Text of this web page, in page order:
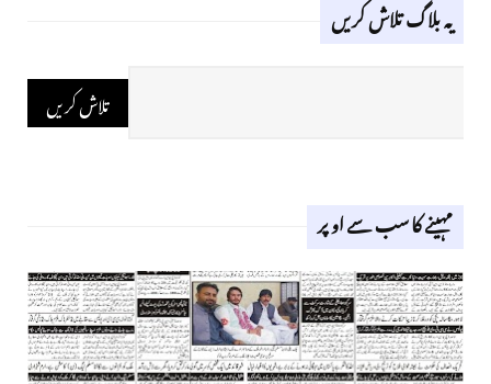
یہ بلاگ تلاش کریں
مہینے کا سب سے اوپر